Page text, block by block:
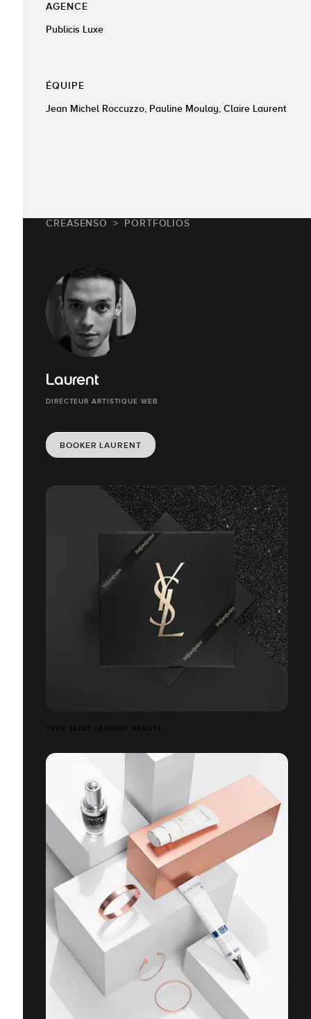
AGENCE
Publicis Luxe
ÉQUIPE
Jean Michel Roccuzzo, Pauline Moulay, Claire Laurent
CREASENSO PORTFOLIOS
Laurent
DIRECTEUR ARTISTIQUE WEB
BOOKER LAURENT
YVES SAINT LAURENT BEAUTÉ